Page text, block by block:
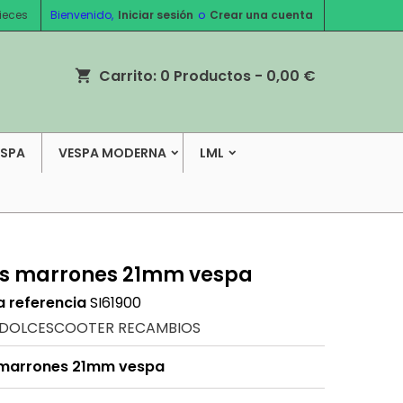
Bienvenido, Iniciar sesión o Crear una cuenta
shopping_cart Carrito: 0 Productos - 0,00 €
VESPA MODERNA LML
marrones 21mm vespa
referenciaSI61900
RECAMBIOS
21mm vespa